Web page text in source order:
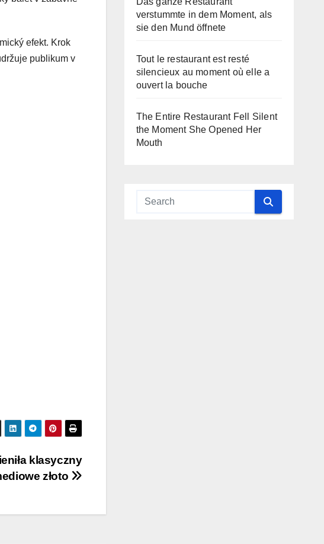
efekt. Krok
publikum v
klasyczny
złoto
verstummte in dem Moment, als
sie den Mund öffnete
Tout le restaurant est resté
silencieux au moment où elle a
ouvert la bouche
The Entire Restaurant Fell Silent
the Moment She Opened Her
Mouth